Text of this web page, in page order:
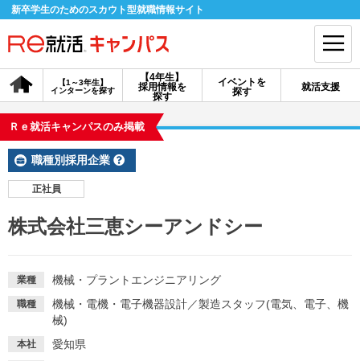
新卒学生のためのスカウト型就職情報サイト
【4年生】
採用情報を
探す
【1～3年生】
インターンを探す
イベントを
探す
就活支援
会員登録 ログイン
探す
【4年生】
採用情報を探す
【4年生】
就活ノウハウ・サポート
Ｒｅ就活キャンパスのみ掲載
職種別採用企業
正社員
株式会社三恵シーアンドシー
業種 機械・プラントエンジニアリング
職種 機械・電機・電子機器設計／製造スタッフ(電気、電子、機
械)
本社 愛知県